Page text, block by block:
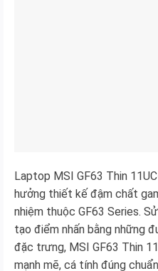
Laptop MSI GF63 Thin
hưởng thiết kế đậm chất
nhiệm thuộc GF63 Series.
tạo điểm nhấn bằng những
đặc trưng, MSI GF63 Thin
mạnh mẽ, cá tính đúng